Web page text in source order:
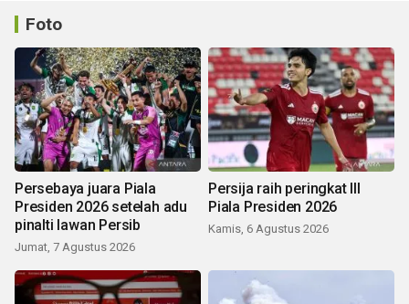
Foto
Persebaya juara Piala
Presiden 2026 setelah adu
pinalti lawan Persib
Jumat, 7 Agustus 2026
Persija raih peringkat III
Piala Presiden 2026
Kamis, 6 Agustus 2026